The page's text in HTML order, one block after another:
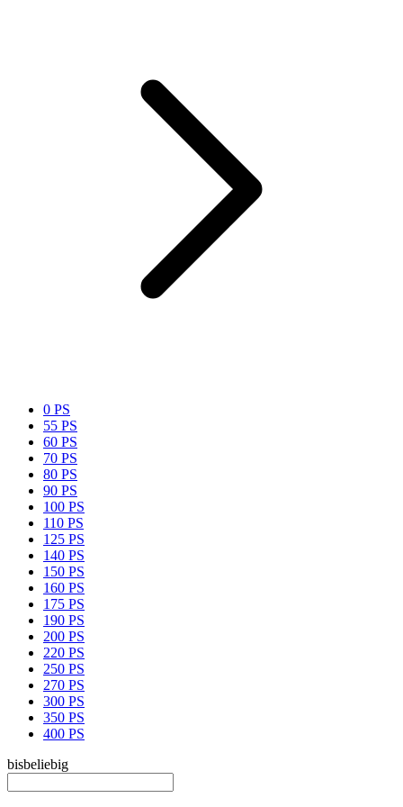
0 PS
55 PS
60 PS
70 PS
80 PS
90 PS
100 PS
110 PS
125 PS
140 PS
150 PS
160 PS
175 PS
190 PS
200 PS
220 PS
250 PS
270 PS
300 PS
350 PS
400 PS
bisbeliebig